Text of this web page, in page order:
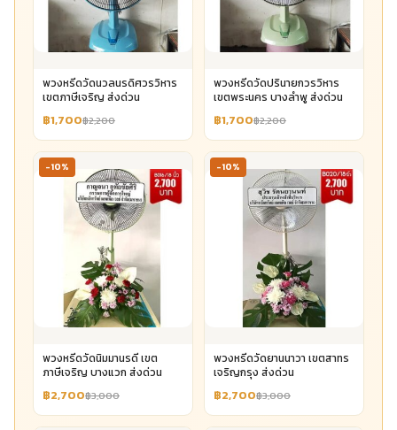
พวงหรีดวัดนวลนรดิศวรวิหาร
เขตภาษีเจริญ ส่งด่วน
฿1,700฿2,200
พวงหรีดวัดปรินายกวรวิหาร
เขตพระนคร บางลำพู ส่งด่วน
฿1,700฿2,200
-10%
พวงหรีดวัดนิมมานรดี เขต
ภาษีเจริญ บางแวก ส่งด่วน
฿2,700฿3,000
-10%
พวงหรีดวัดยานนาวา เขตสาทร
เจริญกรุง ส่งด่วน
฿2,700฿3,000